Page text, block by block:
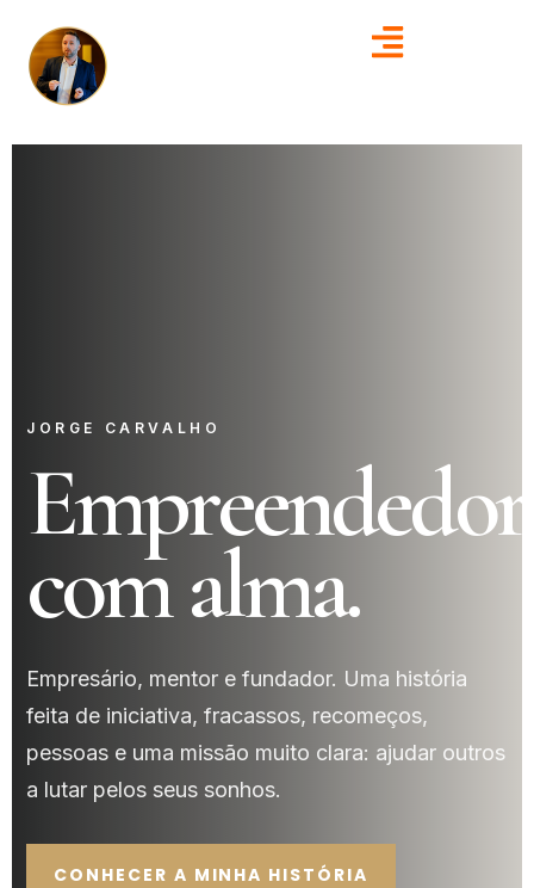
JORGE CARVALHO
com alma.
Empresário, mentor e fundador. Uma história
feita de iniciativa, fracassos, recomeços,
pessoas e uma missão muito clara: ajudar outros
a lutar pelos seus sonhos.
CONHECER A MINHA HISTÓRIA